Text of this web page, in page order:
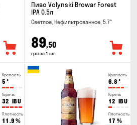
Пиво Volynski Browar Forest
IPA 0.5л
Светлое, Нефильтрованное, 5.7°
89,50
грн за 1 шт
Крепость
5 °
Горечь
32 IBU
Плотность
11.9 %
Крепость
6.8 °
Горечь
12 IBU
Плотность
17 %